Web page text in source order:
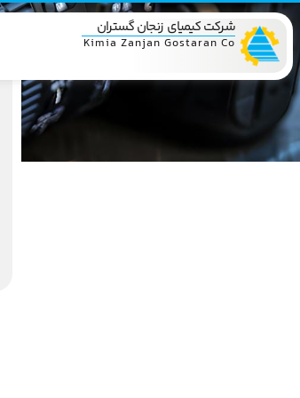
شرکت کیمیای زنجان گستران
Kimia Zanjan Gostaran Co